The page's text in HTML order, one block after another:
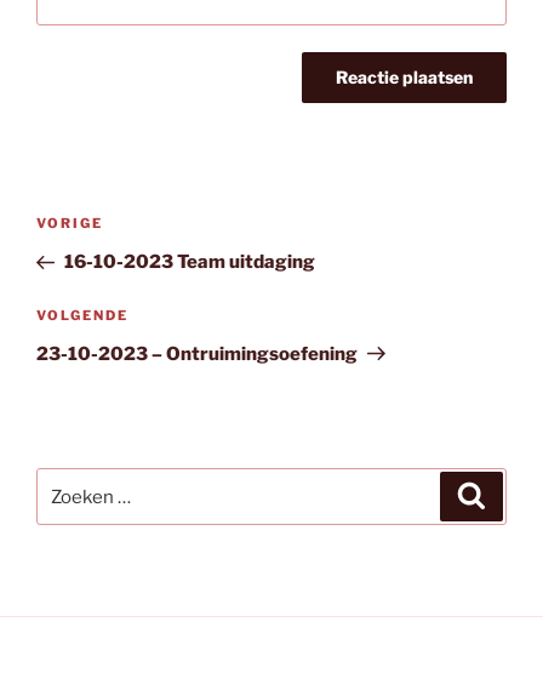
Bericht
Vorig
bericht
VORIGE
16-10-2023 Team uitdaging
Volgend
bericht
VOLGENDE
23-10-2023 – Ontruimingsoefening
naar: